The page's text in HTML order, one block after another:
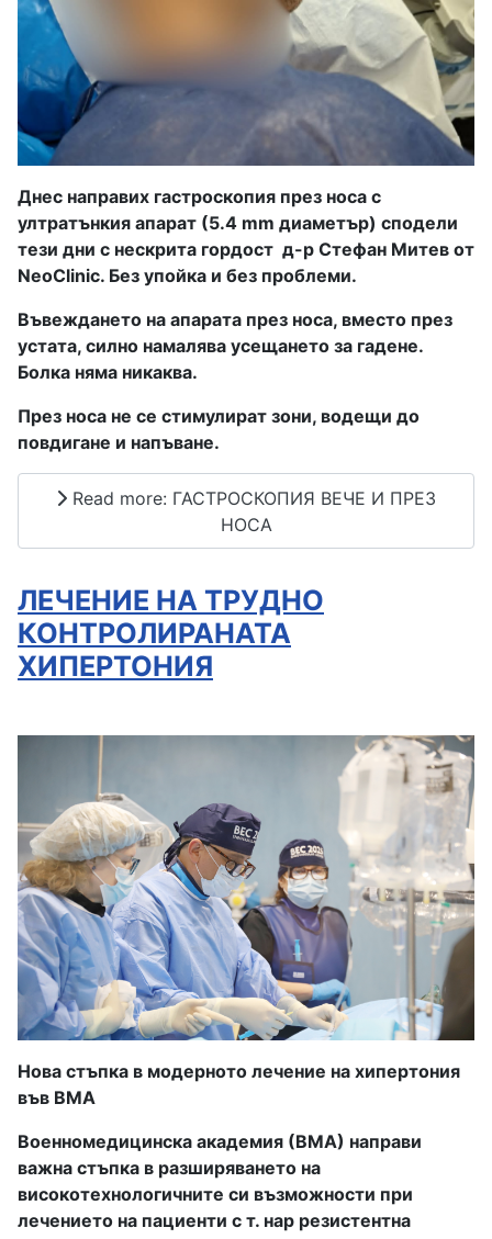
Днес направих гастроскопия през носа с
ултратънкия апарат (5.4 mm диаметър) сподели
тези дни с нескрита гордост д-р Стефан Митев от
NeoClinic. Без упойка и без проблеми.
Въвеждането на апарата през носа, вместо през
устата, силно намалява усещането за гадене.
Болка няма никаква.
През носа не се стимулират зони, водещи до
повдигане и напъване.
Read more: ГАСТРОСКОПИЯ ВЕЧЕ И ПРЕЗ
НОСА
ЛЕЧЕНИЕ НА ТРУДНО
КОНТРОЛИРАНАТА
ХИПЕРТОНИЯ
Нова стъпка в модерното лечение на хипертония
във ВМА
Военномедицинска академия (ВМА) направи
важна стъпка в разширяването на
високотехнологичните си възможности при
лечението на пациенти с т. нар резистентна